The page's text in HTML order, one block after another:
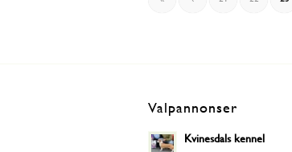
Valpannonser
Kvinesdals kennel